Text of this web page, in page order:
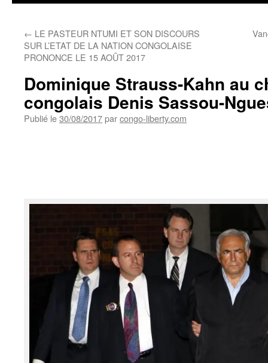
← LE PASTEUR NTUMI ET SON DISCOURS
SUR L’ETAT DE LA NATION CONGOLAISE
PRONONCE LE 15 AOÛT 2017
Dominique Strauss-Kahn au
congolais Denis Sassou-
Publié le30/08/2017parcongo-liberty.com